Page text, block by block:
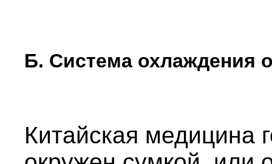
Б. Система охлаждения
Китайская медицина